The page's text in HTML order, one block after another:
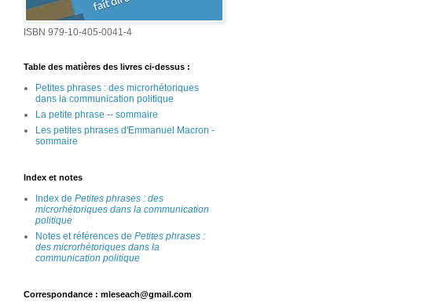
ISBN 979-10-405-0041-4
Table des matières des livres ci-dessus :
Petites phrases : des microrhétoriques
dans la communication politique
La petite phrase -- sommaire
Les petites phrases d'Emmanuel Macron -
sommaire
Index et notes
Index de Petites phrases : des
microrhétoriques dans la communication
politique
Notes et références de Petites phrases :
des microrhétoriques dans la
communication politique
Correspondance : mleseach@gmail.com